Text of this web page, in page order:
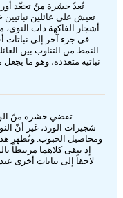
تُعدّ حشرة منّ تجعّد
تعيش على عائلين
أشجار الفاكهة ذات النوى،
في جزء آخر إلى نباتات
النمط من التناوب بين
نباتية متعددة، وهو ما يجعل
تقضي حشرة منّ
شجيرات الورد، غير أنّ
ومحاصيل الحبوب. وتُظهر
إذ يبقى كلاهما مرتبطاً
لاحقاً إلى نباتات أخرى